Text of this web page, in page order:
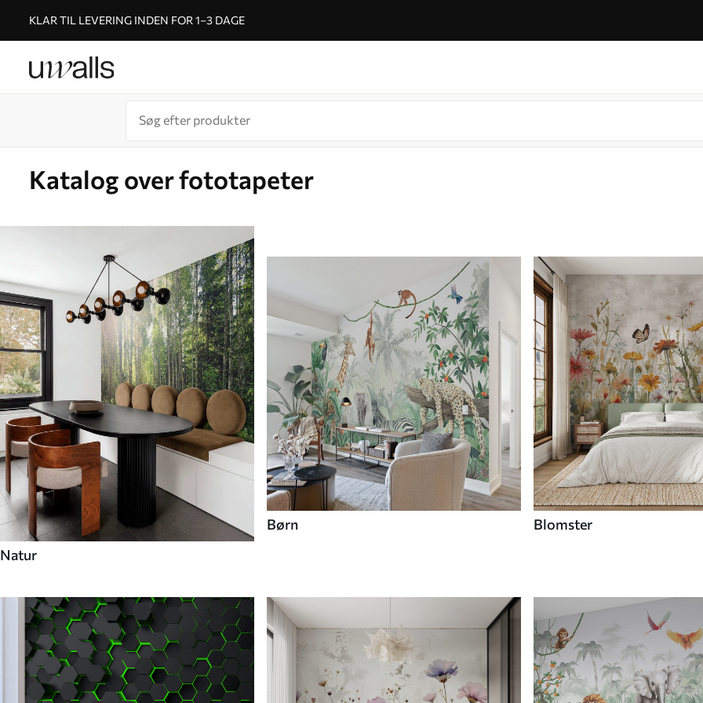
KLAR TIL LEVERING INDEN FOR 1–3 DAGE
Katalog over fototapeter
Natur
Børn Blomster